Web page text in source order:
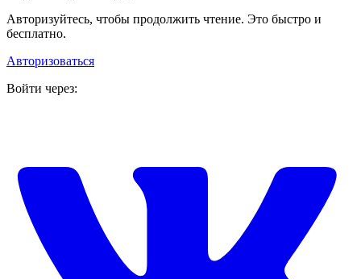
Авторизуйтесь, чтобы продолжить чтение. Это быстро и
бесплатно.
Авторизоваться
Войти через: